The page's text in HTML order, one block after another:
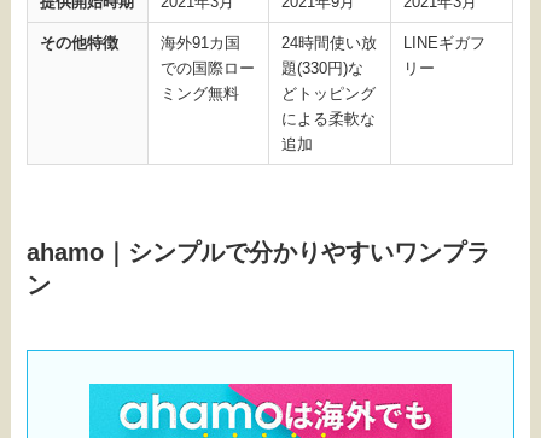
その他特徴
海外91カ国
での国際ロー
ミング無料
24時間使い放
題(330円)な
どトッピング
による柔軟な
追加
LINEギガフ
リー
ahamo｜シンプルで分かりやすいワンプラ
ン